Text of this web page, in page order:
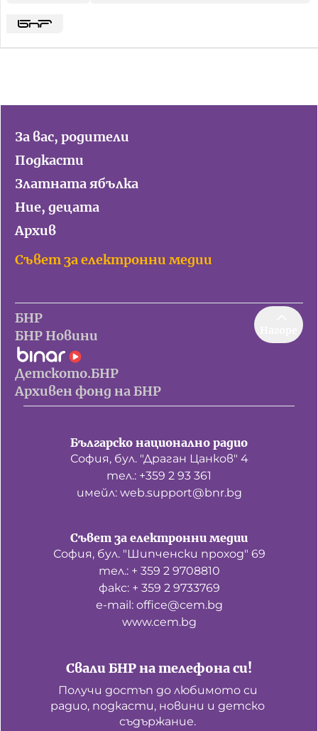
За вас, родители
Подкасти
Златната ябълка
Ние, децата
Архив
Съвет за електронни медии
БНР
БНР Новини
Детското.БНР
Архивен фонд на БНР
Българско национално радио
София, бул. "Драган Цанков" 4
тел.: +359 2 93 361
имейл: web.support@bnr.bg
Свали БНР на телефона си!
Получи достъп до любимото си
радио, подкасти, новини и детско
съдържание.
Съвет за електронни медии
София, бул. "Шипченски проход" 69
тел.: + 359 2 9708810
факс: + 359 2 9733769
е-mail: office@cem.bg
www.cem.bg